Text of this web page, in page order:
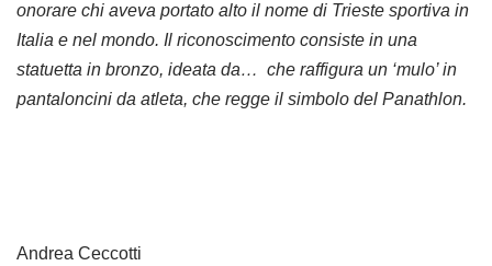
onorare chi aveva portato alto il nome di Trieste sportiva in
Italia e nel mondo. Il riconoscimento consiste in una
statuetta in bronzo, ideata da… che raffigura un ‘mulo’ in
pantaloncini da atleta, che regge il simbolo del Panathlon.
Andrea Ceccotti